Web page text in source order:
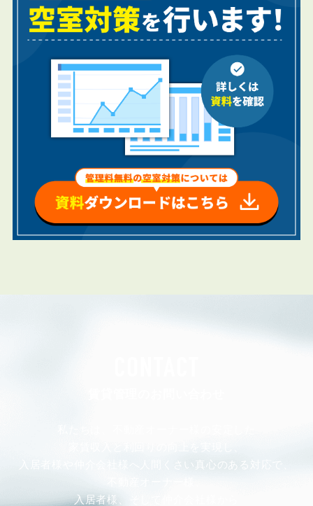
入居者様や仲介会社様へ人間くさい真心のある対応で、
入居者様、そして仲介会社様から